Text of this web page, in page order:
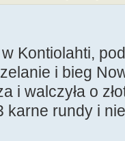
Kontiolahti,
i bieg
i walczyła o
karne rundy i